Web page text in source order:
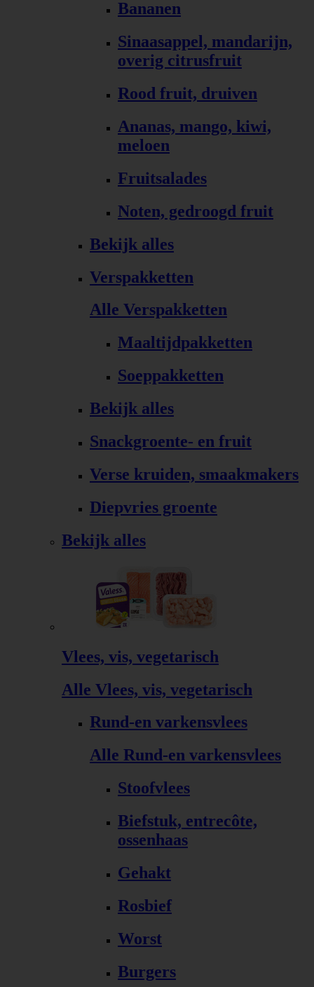
Bananen
Sinaasappel, mandarijn,
overig citrusfruit
Rood fruit, druiven
Ananas, mango, kiwi,
meloen
Fruitsalades
Noten, gedroogd fruit
Bekijk alles
Verspakketten
Alle Verspakketten
Maaltijdpakketten
Soeppakketten
Bekijk alles
Snackgroente- en fruit
Verse kruiden, smaakmakers
Diepvries groente
Bekijk alles
Vlees, vis, vegetarisch
Alle Vlees, vis, vegetarisch
Rund-en varkensvlees
Alle Rund-en varkensvlees
Stoofvlees
Biefstuk, entrecôte,
ossenhaas
Gehakt
Rosbief
Worst
Burgers